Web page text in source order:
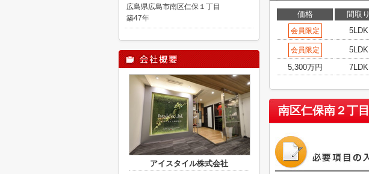
価格 間取り
会員限定 5LDK
会員限定 5LDK
5,300万円
7LDK
南区仁保南２丁目
広島県広島市南区仁保１丁目
築47年
アイスタイル株式会社